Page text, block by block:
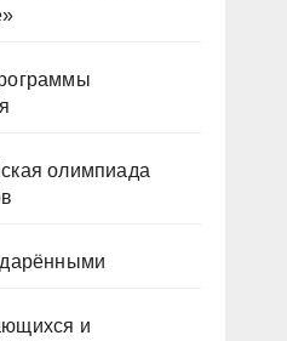
олимпиада
и